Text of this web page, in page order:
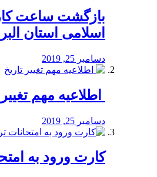
بازگشت ساعت
اسلامی استان
دسامبر 25, 2019
اطلاعیه مهم
دسامبر 25, 2019
کارت ورود به